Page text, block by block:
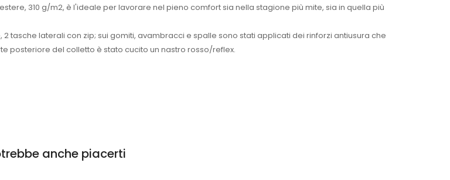
310 g/m2, è l'ideale per lavorare nel pieno comfort sia nella stagione più mite, sia in quella più
tasche laterali con zip; sui gomiti, avambracci e spalle sono stati applicati dei rinforzi antiusura che
posteriore del colletto è stato cucito un nastro rosso/reflex.
anche piacerti